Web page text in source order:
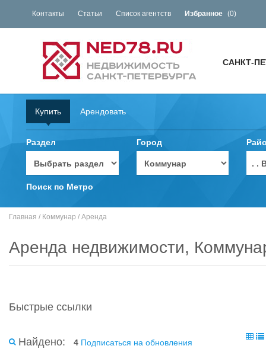
Контакты Статьи Список агентств Избранное (0)
САНКТ-
Купить Арендовать
Раздел Город
. .
Поиск по Метро
Главная / Коммунар / Аренда
Аренда недвижимости,
Быстрые ссылки
Найдено: 4 Подписаться на обновления